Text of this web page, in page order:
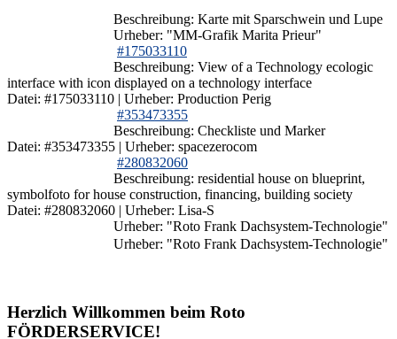
Beschreibung: Karte mit Sparschwein und Lupe
Urheber: "MM-Grafik Marita Prieur"
#175033110
Beschreibung: View of a Technology ecologic
interface with icon displayed on a technology interface
Datei: #175033110 | Urheber: Production Perig
#353473355
Beschreibung: Checkliste und Marker
Datei: #353473355 | Urheber: spacezerocom
#280832060
Beschreibung: residential house on blueprint,
symbolfoto for house construction, financing, building society
Datei: #280832060 | Urheber: Lisa-S
Urheber: "Roto Frank Dachsystem-Technologie"
Urheber: "Roto Frank Dachsystem-Technologie"
Herzlich Willkommen beim Roto
FÖRDERSERVICE!